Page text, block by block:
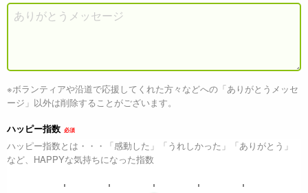
※ボランティアや沿道で応援してくれた方々などへの「ありがとうメッセ
ージ」以外は削除することがございます。
ハッピー指数 必須
ハッピー指数とは・・・「感動した」「うれしかった」「ありがとう」
など、HAPPYな気持ちになった指数